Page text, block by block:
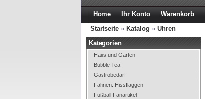
Home Ihr Konto Warenkorb
Startseite » Katalog » Uhren
Kategorien
Haus und Garten
Bubble Tea
Gastrobedarf
Fahnen..Hissflaggen
Fußball Fanartikel